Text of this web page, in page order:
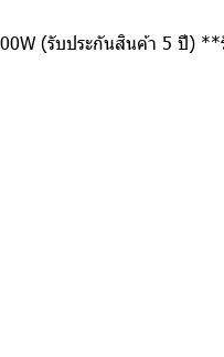
(รับประกันสินค้า 5 ปี)